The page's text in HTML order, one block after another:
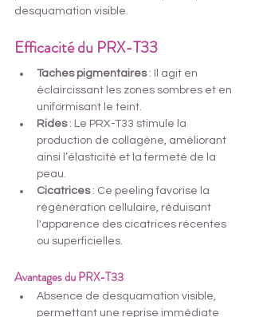
desquamation visible.
Efficacité du PRX-T33
Taches pigmentaires : Il agit en
éclaircissant les zones sombres et en
uniformisant le teint.
Rides : Le PRX-T33 stimule la
production de collagène, améliorant
ainsi l’élasticité et la fermeté de la
peau.
Cicatrices : Ce peeling favorise la
régénération cellulaire, réduisant
l'apparence des cicatrices récentes
ou superficielles.
Avantages du PRX-T33
Absence de desquamation visible,
permettant une reprise immédiate